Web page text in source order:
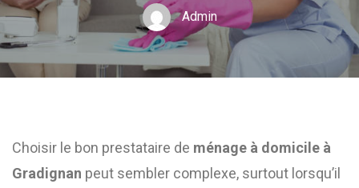
Admin
Choisir le bon prestataire de ménage à domicile à
Gradignan peut sembler complexe, surtout lorsqu’il